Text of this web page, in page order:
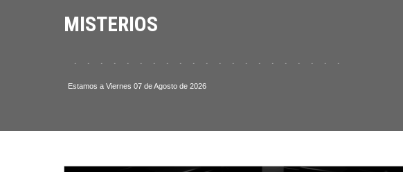
MISTERIOS
. . . . . . . . . . . . . . . . . . . . . . . . . . .
Estamos a Viernes 07 de Agosto de 2026